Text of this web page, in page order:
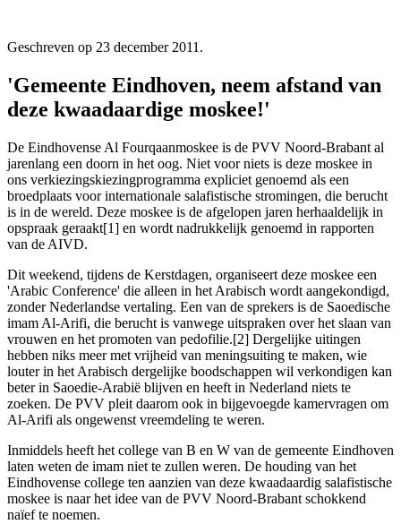
Geschreven op 23 december 2011.
'Gemeente Eindhoven, neem afstand van
deze kwaadaardige moskee!'
De Eindhovense Al Fourqaanmoskee is de PVV Noord-Brabant al
jarenlang een doorn in het oog. Niet voor niets is deze moskee in
ons verkiezingskiezingprogramma expliciet genoemd als een
broedplaats voor internationale salafistische stromingen, die berucht
is in de wereld. Deze moskee is de afgelopen jaren herhaaldelijk in
opspraak geraakt[1] en wordt nadrukkelijk genoemd in rapporten
van de AIVD.
Dit weekend, tijdens de Kerstdagen, organiseert deze moskee een
'Arabic Conference' die alleen in het Arabisch wordt aangekondigd,
zonder Nederlandse vertaling. Een van de sprekers is de Saoedische
imam Al-Arifi, die berucht is vanwege uitspraken over het slaan van
vrouwen en het promoten van pedofilie.[2] Dergelijke uitingen
hebben niks meer met vrijheid van meningsuiting te maken, wie
louter in het Arabisch dergelijke boodschappen wil verkondigen kan
beter in Saoedie-Arabië blijven en heeft in Nederland niets te
zoeken. De PVV pleit daarom ook in bijgevoegde kamervragen om
Al-Arifi als ongewenst vreemdeling te weren.
Inmiddels heeft het college van B en W van de gemeente Eindhoven
laten weten de imam niet te zullen weren. De houding van het
Eindhovense college ten aanzien van deze kwaadaardig salafistische
moskee is naar het idee van de PVV Noord-Brabant schokkend
naïef te noemen.